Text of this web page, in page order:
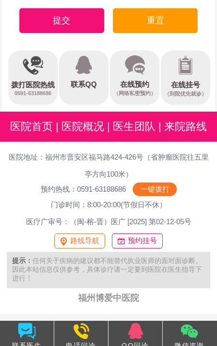
提交 重置
拨打医院热线
0591-63188686
联系QQ 在线预约
（网络私密预约）
在线挂号
（到院优先就诊）
医院首页 医院概况 医生团队 来院路线
医院地址：福州市晋安区福马路424-426号（省肿瘤医院往五里
亭方向100米）
预约热线：0591-63188686
一键拨打
门诊时间：8:00-20:00(节假日不休）
医疗广审号：（闽-榕-晋）医广 [2025] 第02-12-05号
路线导航 预约挂号
提示： 任何关于疾病的建议都不能替代执业医师的面对面诊断。
因此本站信息仅供参考，具体诊疗请一定要到医院在医生指导下
进行！
福州博爱中医院